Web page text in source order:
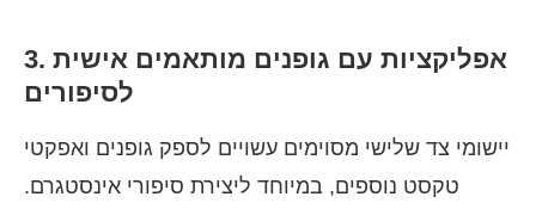
3. אפליקציות עם גופנים מותאמים אישית
לסיפורים
יישומי צד שלישי מסוימים עשויים לספק גופנים ואפקטי
טקסט נוספים, במיוחד ליצירת סיפורי אינסטגרם.